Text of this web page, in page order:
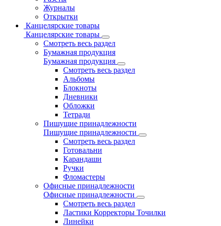
Журналы
Открытки
Канцелярские товары
Канцелярские товары
Смотреть весь раздел
Бумажная продукция
Бумажная продукция
Смотреть весь раздел
Альбомы
Блокноты
Дневники
Обложки
Тетради
Пишущие принадлежности
Пишущие принадлежности
Смотреть весь раздел
Готовальни
Карандаши
Ручки
Фломастеры
Офисные принадлежности
Офисные принадлежности
Смотреть весь раздел
Ластики Корректоры Точилки
Линейки